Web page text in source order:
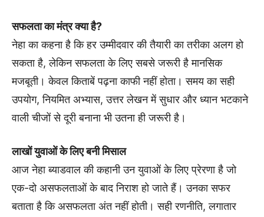
सफलता का मंत्र क्या है?
नेहा का कहना है कि हर उम्मीदवार की तैयारी का तरीका अलग हो
सकता है, लेकिन सफलता के लिए सबसे जरूरी है मानसिक
मजबूती। केवल किताबें पढ़ना काफी नहीं होता। समय का सही
उपयोग, नियमित अभ्यास, उत्तर लेखन में सुधार और ध्यान भटकाने
वाली चीजों से दूरी बनाना भी उतना ही जरूरी है।
लाखों युवाओं के लिए बनी मिसाल
आज नेहा ब्याडवाल की कहानी उन युवाओं के लिए प्रेरणा है जो
एक-दो असफलताओं के बाद निराश हो जाते हैं। उनका सफर
बताता है कि असफलता अंत नहीं होती। सही रणनीति, लगातार